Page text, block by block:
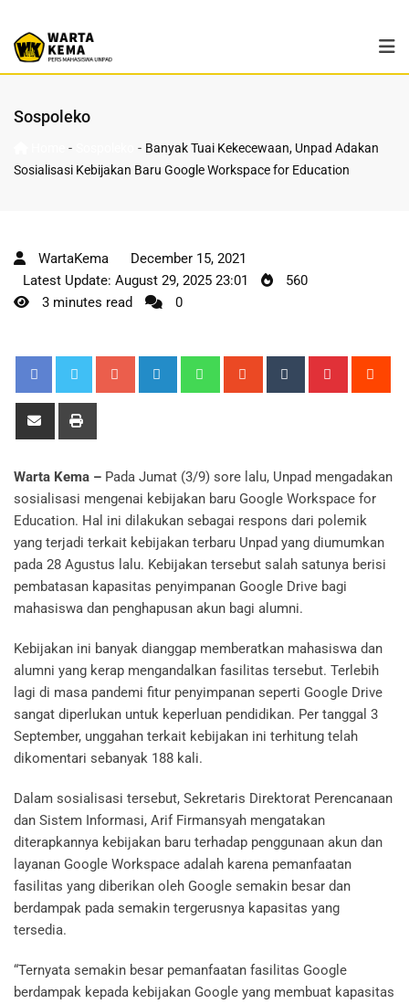
Sospoleko
- - Banyak Tuai Kekecewaan, Unpad Adakan
Sosialisasi Kebijakan Baru Google Workspace for Education
WartaKema
December 15, 2021
Latest Update: August 29, 2025 23:01
560
3 minutes read
0
Warta Kema – Pada Jumat (3/9) sore lalu, Unpad mengadakan
sosialisasi mengenai kebijakan baru Google Workspace for
Education. Hal ini dilakukan sebagai respons dari polemik
yang terjadi terkait kebijakan terbaru Unpad yang diumumkan
pada 28 Agustus lalu. Kebijakan tersebut salah satunya berisi
pembatasan kapasitas penyimpanan Google Drive bagi
mahasiswa dan penghapusan akun bagi alumni.
Kebijakan ini banyak dianggap memberatkan mahasiswa dan
alumni yang kerap mengandalkan fasilitas tersebut. Terlebih
lagi di masa pandemi fitur penyimpanan seperti Google Drive
sangat diperlukan untuk keperluan pendidikan. Per tanggal 3
September, unggahan terkait kebijakan ini terhitung telah
dikomentari sebanyak 188 kali.
Dalam sosialisasi tersebut, Sekretaris Direktorat Perencanaan
dan Sistem Informasi, Arif Firmansyah mengatakan
diterapkannya kebijakan baru terhadap penggunaan akun dan
layanan Google Workspace adalah karena pemanfaatan
fasilitas yang diberikan oleh Google semakin besar dan
berdampak pada semakin tergerusnya kapasitas yang
tersedia.
“Ternyata semakin besar pemanfaatan fasilitas Google
berdampak kepada kebijakan Google yang membuat kapasitas